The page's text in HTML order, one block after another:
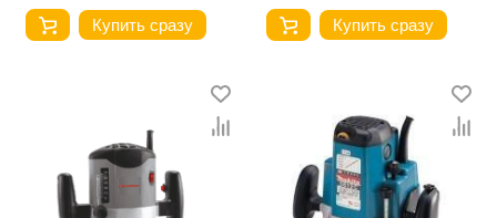
Купить сразу Купить сразу